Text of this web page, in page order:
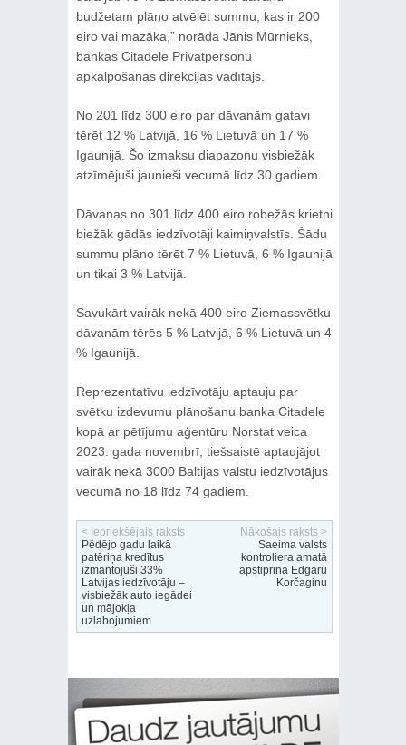
budžetam plāno atvēlēt summu, kas ir 200
eiro vai mazāka,” norāda Jānis Mūrnieks,
bankas Citadele Privātpersonu
apkalpošanas direkcijas vadītājs.
No 201 līdz 300 eiro par dāvanām gatavi
tērēt 12 % Latvijā, 16 % Lietuvā un 17 %
Igaunijā. Šo izmaksu diapazonu visbiežāk
atzīmējuši jaunieši vecumā līdz 30 gadiem.
Dāvanas no 301 līdz 400 eiro robežās krietni
biežāk gādās iedzīvotāji kaimiņvalstīs. Šādu
summu plāno tērēt 7 % Lietuvā, 6 % Igaunijā
un tikai 3 % Latvijā.
Savukārt vairāk nekā 400 eiro Ziemassvētku
dāvanām tērēs 5 % Latvijā, 6 % Lietuvā un 4
% Igaunijā.
Reprezentatīvu iedzīvotāju aptauju par
svētku izdevumu plānošanu banka Citadele
kopā ar pētījumu aģentūru Norstat veica
2023. gada novembrī, tiešsaistē aptaujājot
vairāk nekā 3000 Baltijas valstu iedzīvotājus
vecumā no 18 līdz 74 gadiem.
< Iepriekšējais raksts
Pēdējo gadu laikā
patēriņa kredītus
izmantojuši 33%
Latvijas iedzīvotāju –
visbiežāk auto iegādei
un mājokļa
uzlabojumiem
Nākošais raksts >
Saeima valsts
kontroliera amatā
apstiprina Edgaru
Korčaginu